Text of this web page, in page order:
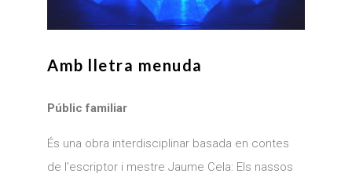
Amb lletra menuda
Públic familiar
És una obra interdisciplinar basada en contes
de l’escriptor i mestre Jaume Cela: Els nassos